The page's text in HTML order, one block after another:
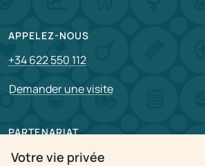
Votre vie privée
APPELEZ-NOUS
+34 622 550 112
Demander une visite
PARTENARIAT
Pour partenaire